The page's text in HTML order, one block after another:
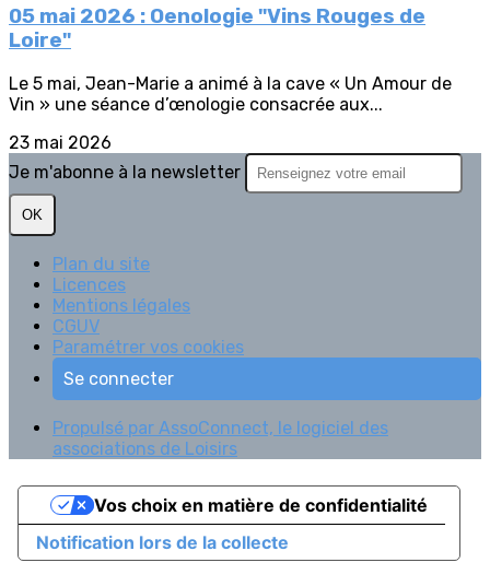
05 mai 2026 : Oenologie "Vins Rouges de
Loire"
Le 5 mai, Jean-Marie a animé à la cave « Un Amour de
Vin » une séance d’œnologie consacrée aux...
23 mai 2026
Je m'abonne à la newsletter
OK
Plan du site
Licences
Mentions légales
CGUV
Paramétrer vos cookies
Se connecter
Propulsé par AssoConnect, le logiciel des
associations de Loisirs
Notification lors de la collecte
Vos choix en matière de confidentialité